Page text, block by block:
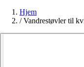
Hjem
/ Vandrestøvler til